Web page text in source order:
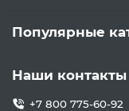
Популярные
Наши контакты
+7 800 775-60-92